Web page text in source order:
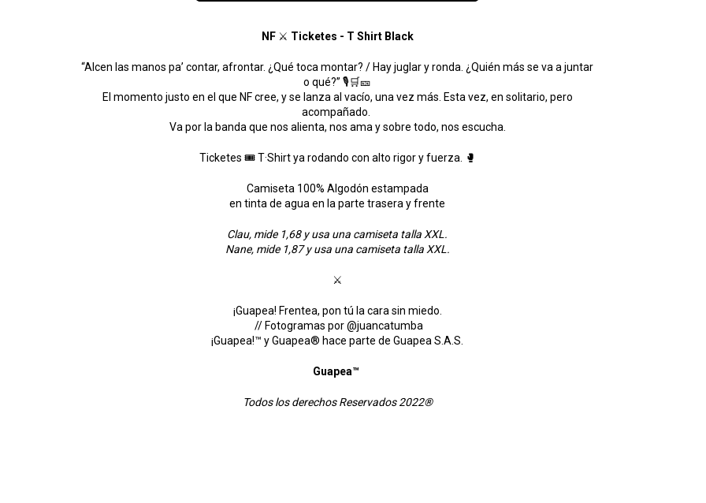
NF ⚔ Ticketes - T Shirt Black
“Alcen las manos pa’ contar, afrontar. ¿Qué toca montar? / Hay juglar y ronda. ¿Quién más se va a juntar
o qué?” 🎙🛒🎫
El momento justo en el que NF cree, y se lanza al vacío, una vez más. Esta vez, en solitario, pero
acompañado.
Va por la banda que nos alienta, nos ama y sobre todo, nos escucha.
Ticketes 🎟 T·Shirt ya rodando con alto rigor y fuerza. 🥊
Camiseta 100% Algodón estampada
en tinta de agua en la parte trasera y frente
Clau, mide 1,68 y usa una camiseta talla XXL.
Nane, mide 1,87 y usa una camiseta talla XXL.
⚔
¡Guapea! Frentea, pon tú la cara sin miedo.
// Fotogramas por @juancatumba
¡Guapea!™ y Guapea® hace parte de Guapea S.A.S.
Guapea™
Todos los derechos Reservados 2022®